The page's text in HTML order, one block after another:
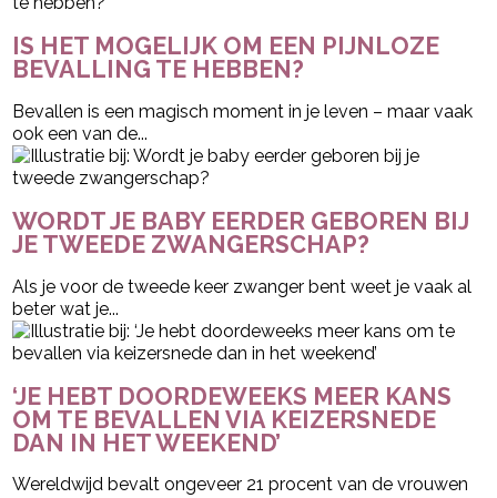
IS HET MOGELIJK OM EEN PIJNLOZE
BEVALLING TE HEBBEN?
Bevallen is een magisch moment in je leven – maar vaak
ook een van de...
WORDT JE BABY EERDER GEBOREN BIJ
JE TWEEDE ZWANGERSCHAP?
Als je voor de tweede keer zwanger bent weet je vaak al
beter wat je...
‘JE HEBT DOORDEWEEKS MEER KANS
OM TE BEVALLEN VIA KEIZERSNEDE
DAN IN HET WEEKEND’
Wereldwijd bevalt ongeveer 21 procent van de vrouwen